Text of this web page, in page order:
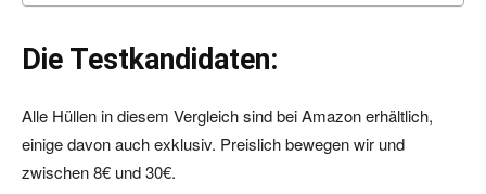
Die Testkandidaten:
Alle Hüllen in diesem Vergleich sind bei Amazon erhältlich,
einige davon auch exklusiv. Preislich bewegen wir und
zwischen 8€ und 30€.